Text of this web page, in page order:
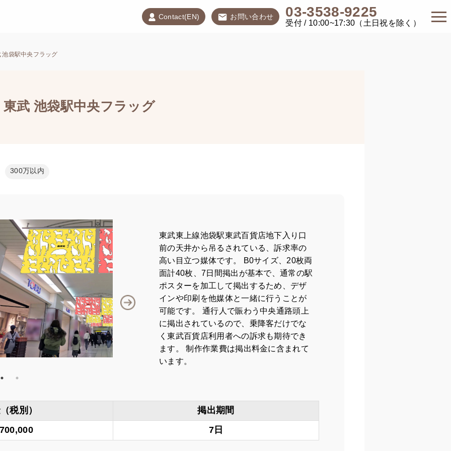
Contact(EN) お問い合わせ 03-3538-9225
受付 / 10:00~17:30（土日祝を除く）
池袋駅中央フラッグ
武 池袋駅中央フラッグ
300万以内
東武東上線池袋駅東武百貨店地下入り口
前の天井から吊るされている、訴求率の
高い目立つ媒体です。 B0サイズ、20枚両
面計40枚、7日間掲出が基本で、通常の駅
ポスターを加工して掲出するため、デザ
インや印刷を他媒体と一緒に行うことが
可能です。 通行人で賑わう中央通路頭上
に掲出されているので、乗降客だけでな
く東武百貨店利用者への訴求も期待でき
ます。 制作作業費は掲出料金に含まれて
います。
税別）
掲出期間
7日